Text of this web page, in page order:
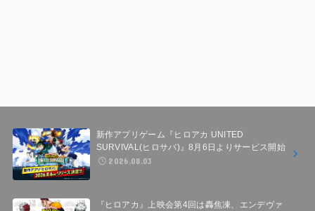
新作アプリゲーム『ヒロアカ UNITED
SURVIVAL(ヒロサバ)』8月6日よりサービス開始
2026.08.03
『ヒロアカ』上映会第4回は轟焦凍、エンデヴァ